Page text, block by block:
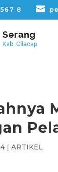
8
Serang
Kab. Cilacap
| ARTIKEL